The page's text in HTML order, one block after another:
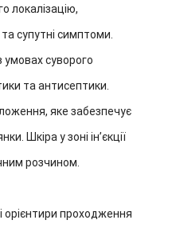
локалізацію,
супутні симптоми.
суворого
та антисептики.
яке забезпечує
Шкіра у зоні ін’єкції
розчином.
орієнтири проходження